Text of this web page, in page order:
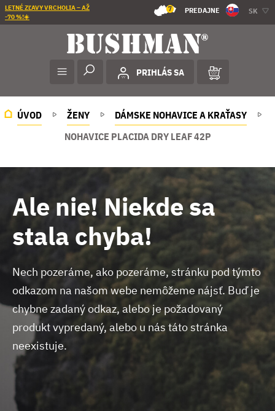
LETNÉ ZĽAVY VRCHOLIA – AŽ
-70 %!☀️
7 PREDAJNE SK
PRIHLÁS SA
ÚVOD ŽENY
DÁMSKE NOHAVICE A KRAŤASY
NOHAVICE PLACIDA DRY LEAF 42P
Ale nie! Niekde sa
stala chyba!
Nech pozeráme, ako pozeráme, stránku pod týmto
odkazom na našom webe nemôžeme nájsť. Buď je
chybne zadaný odkaz, alebo je požadovaný
produkt vypredaný, alebo u nás táto stránka
neexistuje.